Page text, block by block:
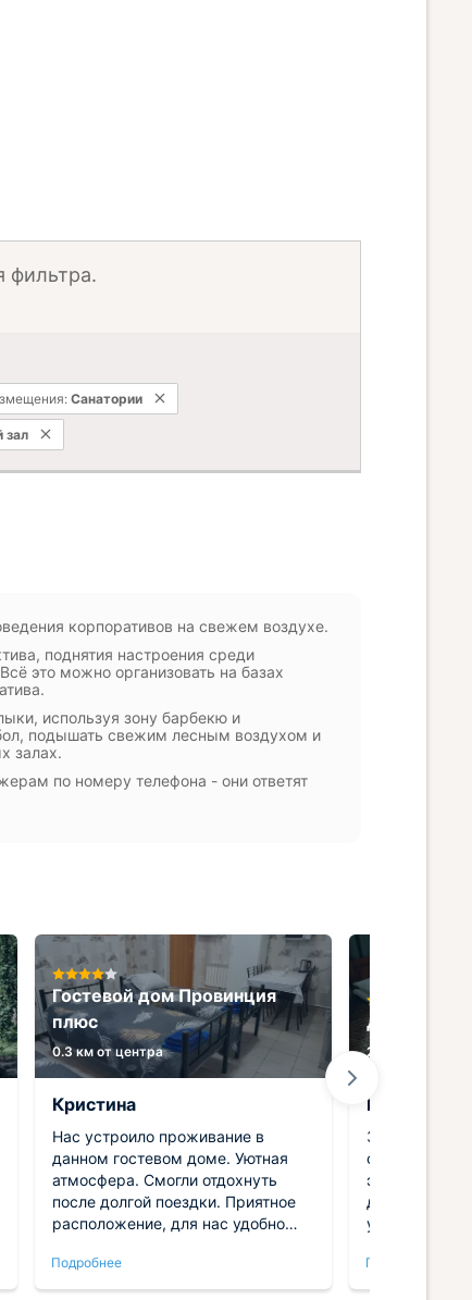
фильтра.
Санатории
зал
корпоративов на свежем воздухе.
поднятия настроения среди
это можно организовать на базах
используя зону барбекю и
подышать свежим лесным воздухом и
залах.
по номеру телефона - они ответят
Гостевой дом Провинция
плюс
0.3 км от центра
Кристина
Нас устроило проживание в
данном гостевом доме. Уютная
атмосфера. Смогли отдохнуть
после долгой поездки. Приятное
расположение, для нас удобно
места были удобными, а
постельное белье предоставили
Подробнее
Дом
2.3 км от
Михаил
супругой.
это место и
домике
уютно.
огромное
прогулок.
Подробнее